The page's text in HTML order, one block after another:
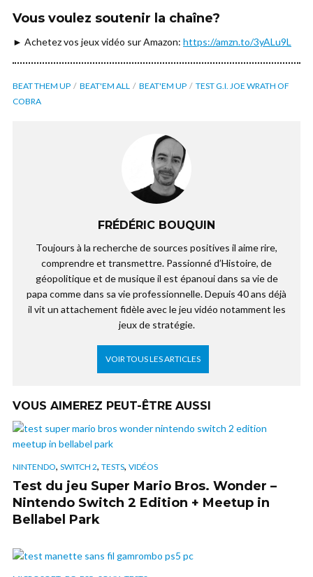
Vous voulez soutenir la chaîne?
► Achetez vos jeux vidéo sur Amazon: https://amzn.to/3yALu9L
BEAT THEM UP BEAT'EM ALL BEAT'EM UP
TEST G.I. JOE WRATH OF
COBRA
FRÉDÉRIC BOUQUIN
Toujours à la recherche de sources positives il aime rire,
comprendre et transmettre. Passionné d’Histoire, de
géopolitique et de musique il est épanoui dans sa vie de
papa comme dans sa vie professionnelle. Depuis 40 ans déjà
il vit un attachement fidèle avec le jeu vidéo notamment les
jeux de stratégie.
VOIR TOUS LES ARTICLES
VOUS AIMEREZ PEUT-ÊTRE AUSSI
NINTENDO, SWITCH 2, TESTS, VIDÉOS
Test du jeu Super Mario Bros. Wonder –
Nintendo Switch 2 Edition + Meetup in
Bellabel Park